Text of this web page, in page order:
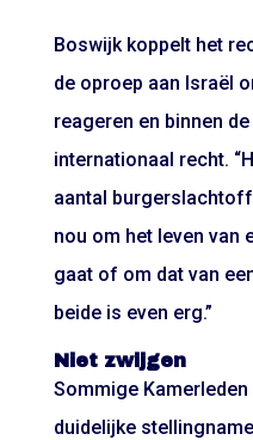
Boswijk koppelt het
de oproep aan Israël
reageren en binnen
internationaal recht.
aantal
nou om het leven van
gaat of om dat van
beide is even erg.”
Niet zwijgen
Sommige
duidelijke